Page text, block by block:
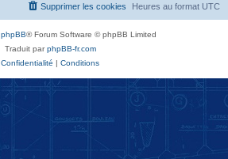
Heures au format UTC
Supprimer les cookies
phpBB® Forum Software © phpBB Limited
Traduit parphpBB-fr.com
Confidentialité | Conditions